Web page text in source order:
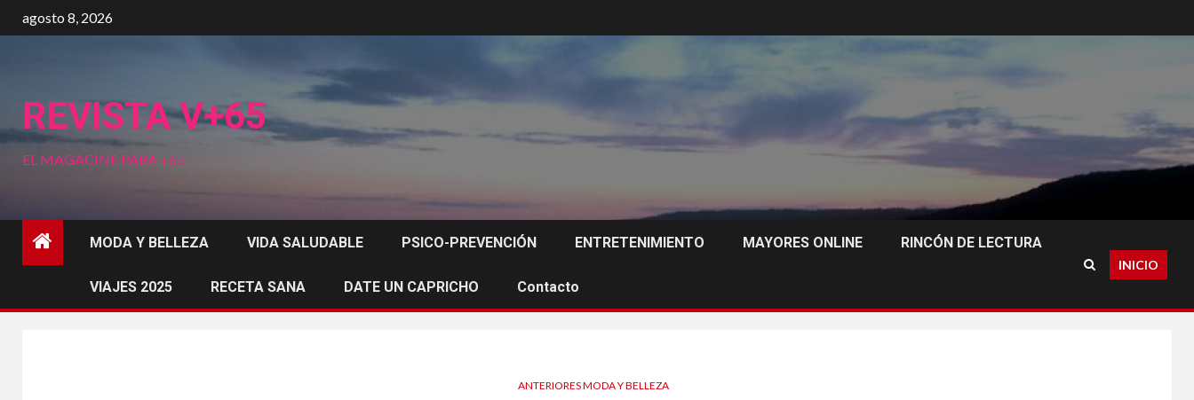
al
agosto 8, 2026
REVISTA V+65
EL MAGACINE PARA +65
MODA Y BELLEZA VIDA SALUDABLE PSICO-PREVENCIÓN ENTRETENIMIENTO MAYORES ONLINE RINCÓN DE LECTURA
VIAJES 2025 RECETA SANA DATE UN CAPRICHO Contacto
INICIO
ANTERIORES MODA Y BELLEZA